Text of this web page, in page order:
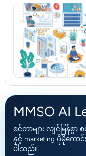
MMSO AI
စင်တာများ လျင်မြန်စွ
နှင့် marketing ပိုမိုကော
ပါသည်။